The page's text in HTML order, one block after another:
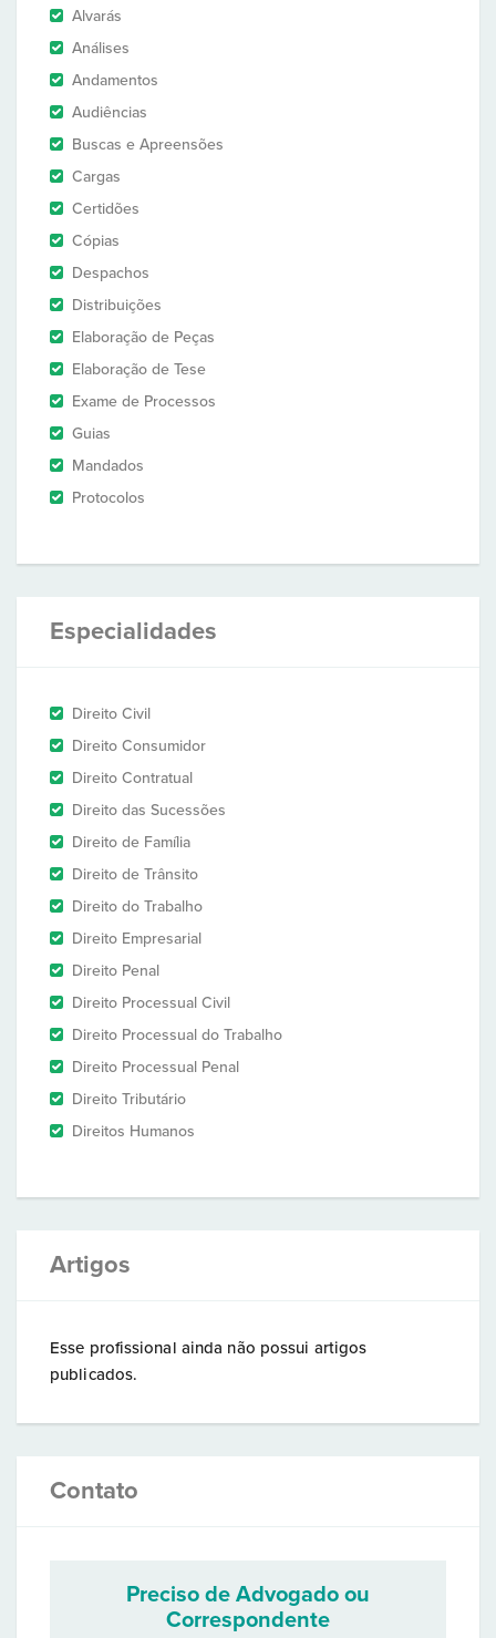
Alvarás
Análises
Andamentos
Audiências
Buscas e Apreensões
Cargas
Certidões
Cópias
Despachos
Distribuições
Elaboração de Peças
Elaboração de Tese
Exame de Processos
Guias
Mandados
Protocolos
Especialidades
Direito Civil
Direito Consumidor
Direito Contratual
Direito das Sucessões
Direito de Família
Direito de Trânsito
Direito do Trabalho
Direito Empresarial
Direito Penal
Direito Processual Civil
Direito Processual do Trabalho
Direito Processual Penal
Direito Tributário
Direitos Humanos
Artigos
Esse profissional ainda não possui artigos
publicados.
Contato
Preciso de Advogado ou
Correspondente